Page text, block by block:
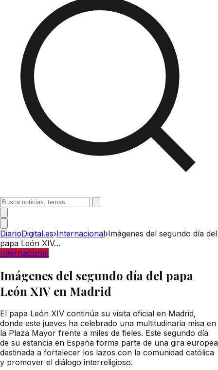
DiarioDigital.es›Internacional›Imágenes del segundo día del
papa León XIV…
Internacional
Imágenes del segundo día del papa
León XIV en Madrid
El papa León XIV continúa su visita oficial en Madrid,
donde este jueves ha celebrado una multitudinaria misa en
la Plaza Mayor frente a miles de fieles. Este segundo día
de su estancia en España forma parte de una gira europea
destinada a fortalecer los lazos con la comunidad católica
y promover el diálogo interreligioso.